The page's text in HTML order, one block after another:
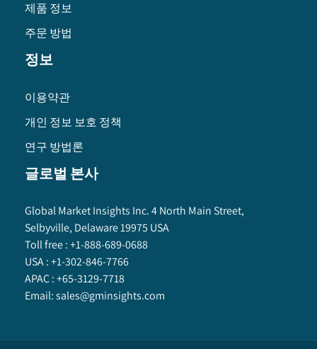
제품 정보
주문 방법
정보
이용약관
개인 정보 보호 정책
연구 방법론
글로벌 본사
Global Market Insights Inc. 4 North Main Street,
Selbyville, Delaware 19975 USA
Toll free :+1-888-689-0688
USA :+1-302-846-7766
APAC :+65-3129-7718
Email:sales@gminsights.com